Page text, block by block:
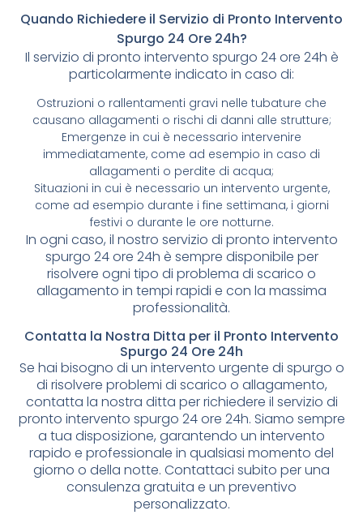
Quando Richiedere il Servizio di Pronto Intervento
Spurgo 24 Ore 24h?
Il servizio di pronto intervento spurgo 24 ore 24h è
particolarmente indicato in caso di:
Ostruzioni o rallentamenti gravi nelle tubature che
causano allagamenti o rischi di danni alle strutture;
Emergenze in cui è necessario intervenire
immediatamente, come ad esempio in caso di
allagamenti o perdite di acqua;
Situazioni in cui è necessario un intervento urgente,
come ad esempio durante i fine settimana, i giorni
festivi o durante le ore notturne.
In ogni caso, il nostro servizio di pronto intervento
spurgo 24 ore 24h è sempre disponibile per
risolvere ogni tipo di problema di scarico o
allagamento in tempi rapidi e con la massima
professionalità.
Contatta la Nostra Ditta per il Pronto Intervento
Spurgo 24 Ore 24h
Se hai bisogno di un intervento urgente di spurgo o
di risolvere problemi di scarico o allagamento,
contatta la nostra ditta per richiedere il servizio di
pronto intervento spurgo 24 ore 24h. Siamo sempre
a tua disposizione, garantendo un intervento
rapido e professionale in qualsiasi momento del
giorno o della notte. Contattaci subito per una
consulenza gratuita e un preventivo
personalizzato.